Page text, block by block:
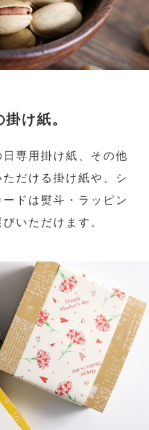
け紙。
専用掛け紙、その他
だける掛け紙や、シ
ドは熨斗・ラッピン
いただけます。